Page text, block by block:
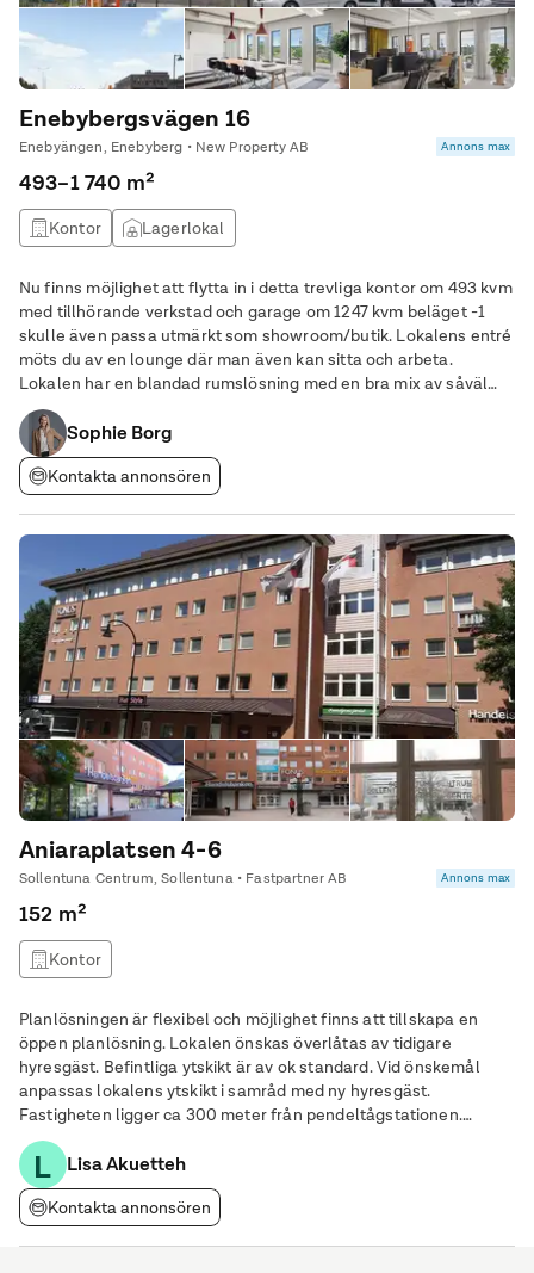
Enebybergsvägen 16
Enebyängen, Enebyberg • New Property AB Annons max
493–1 740 m²
Kontor Lagerlokal
Nu finns möjlighet att flytta in i detta trevliga kontor om 493 kvm
med tillhörande verkstad och garage om 1247 kvm beläget -1
skulle även passa utmärkt som showroom/butik. Lokalens entré
möts du av en lounge där man även kan sitta och arbeta.
Lokalen har en blandad rumslösning med en bra mix av såväl
större som mindre mötesrum, arbetsrum och konferensrum.
Fräscht pentry med tillhörande
Sophie Borg
Kontakta annonsören
Aniaraplatsen 4-6
Sollentuna Centrum, Sollentuna • Fastpartner AB Annons max
152 m²
Kontor
Planlösningen är flexibel och möjlighet finns att tillskapa en
öppen planlösning. Lokalen önskas överlåtas av tidigare
hyresgäst. Befintliga ytskikt är av ok standard. Vid önskemål
anpassas lokalens ytskikt i samråd med ny hyresgäst.
Fastigheten ligger ca 300 meter från pendeltågstationen.
Garageplats finns i fastigheten att hyra.
L Lisa Akuetteh
Kontakta annonsören